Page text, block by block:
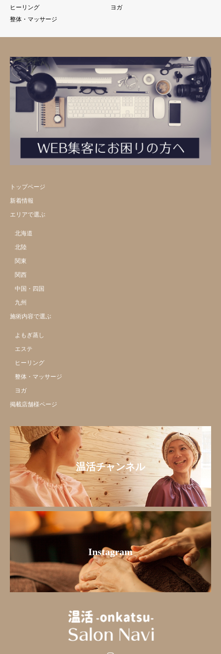
ヒーリング
ヨガ
整体・マッサージ
トップページ
新着情報
エリアで選ぶ
北海道
北陸
関東
関西
中国・四国
九州
施術内容で選ぶ
よもぎ蒸し
エステ
ヒーリング
整体・マッサージ
ヨガ
掲載店舗様ページ
温活チャンネル
Instagram